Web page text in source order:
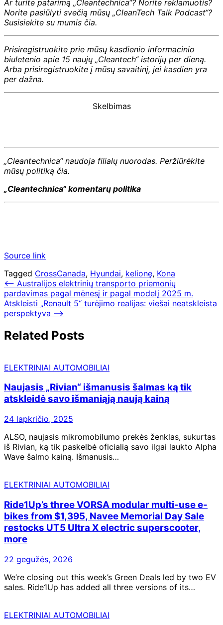
Ar turite patarimą „Cleantechnica“? Norite reklamuotis?
Norite pasiūlyti svečią mūsų „CleanTech Talk Podcast“?
Susisiekite su mumis čia.
Prisiregistruokite prie mūsų kasdienio informacinio
biuletenio apie 15 naujų „Cleantech“ istorijų per dieną.
Arba prisiregistruokite į mūsų savaitinį, jei kasdien yra
per dažna.
Skelbimas
„Cleantechnica“ naudoja filialų nuorodas. Peržiūrėkite
mūsų politiką čia.
„Cleantechnica“ komentarų politika
Source link
Tagged CrossCanada, Hyundai, kelionę, Kona
Navigacija
tarp
įrašų
⟵ Australijos elektrinių transporto priemonių
pardavimas pagal mėnesį ir pagal modelį 2025 m.
Atskleisti „Renault 5“ turėjimo realijas: viešai neatskleista
perspektyva ⟶
Related Posts
ELEKTRINIAI AUTOMOBILIAI
Naujasis „Rivian“ išmanusis šalmas ką tik
atskleidė savo išmaniąją naują kainą
24 lapkričio, 2025
ALSO, naujasis mikromobilumo prekės ženklas, sukurtas
iš Rivian, ką tik paskelbė oficialią savo ilgai laukto Alpha
Wave šalmo kainą. Išmanusis…
ELEKTRINIAI AUTOMOBILIAI
Ride1Up’s three VORSA modular multi-use e-
bikes from $1,395, Navee Memorial Day Sale
restocks UT5 Ultra X electric superscooter,
more
22 gegužės, 2026
We’re closing out this week’s Green Deals led by two EV
sales. Ride1Up has added all three versions of its…
ELEKTRINIAI AUTOMOBILIAI